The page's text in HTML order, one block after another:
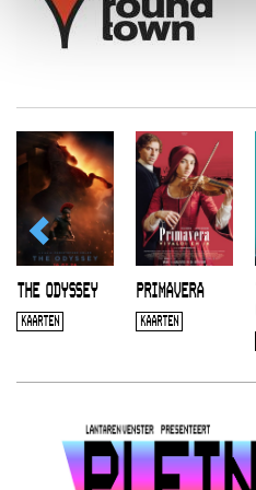
THE ODYSSEY
KAARTEN
PRIMAVERA
KAARTEN